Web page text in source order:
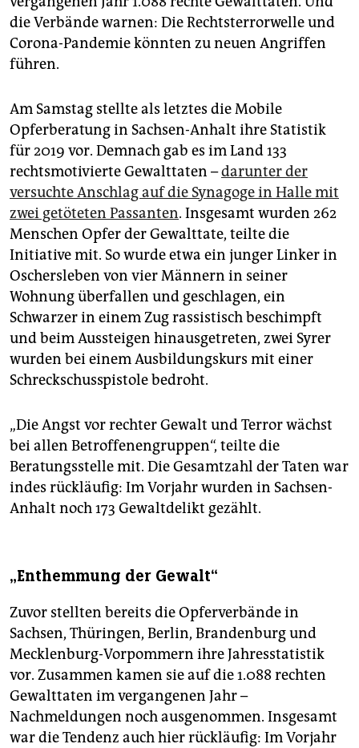
die Verbände warnen: Die Rechtsterrorwelle und
Corona-Pandemie könnten zu neuen Angriffen
führen.
Am Samstag stellte als letztes die Mobile
Opferberatung in Sachsen-Anhalt ihre Statistik
für 2019 vor. Demnach gab es im Land 133
rechtsmotivierte Gewalttaten –darunter der
versuchte Anschlag auf die Synagoge in Halle mit
zwei getöteten Passanten. Insgesamt wurden 262
Menschen Opfer der Gewalttate, teilte die
Initiative mit. So wurde etwa ein junger Linker in
Oschersleben von vier Männern in seiner
Wohnung überfallen und geschlagen, ein
Schwarzer in einem Zug rassistisch beschimpft
und beim Aussteigen hinausgetreten, zwei Syrer
wurden bei einem Ausbildungskurs mit einer
Schreckschusspistole bedroht.
„Die Angst vor rechter Gewalt und Terror wächst
bei allen Betroffenengruppen“, teilte die
Beratungsstelle mit. Die Gesamtzahl der Taten war
indes rückläufig: Im Vorjahr wurden in Sachsen-
Anhalt noch 173 Gewaltdelikt gezählt.
„Enthemmung der Gewalt“
Zuvor stellten bereits die Opferverbände in
Sachsen, Thüringen, Berlin, Brandenburg und
Mecklenburg-Vorpommern ihre Jahresstatistik
vor. Zusammen kamen sie auf die 1.088 rechten
Gewalttaten im vergangenen Jahr –
Nachmeldungen noch ausgenommen. Insgesamt
war die Tendenz auch hier rückläufig: Im Vorjahr